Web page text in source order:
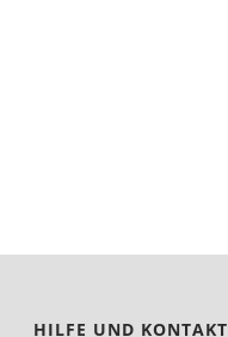
HILFE UND KONTAKT